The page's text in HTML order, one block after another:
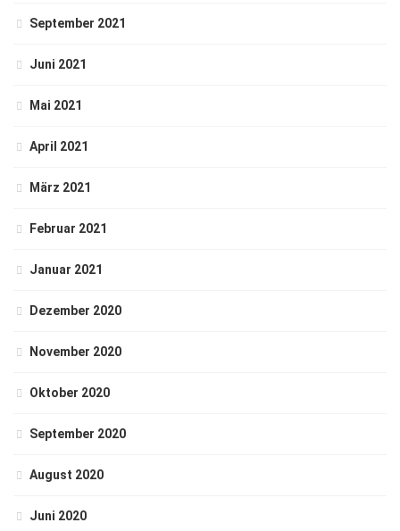
September 2021
Juni 2021
Mai 2021
April 2021
März 2021
Februar 2021
Januar 2021
Dezember 2020
November 2020
Oktober 2020
September 2020
August 2020
Juni 2020